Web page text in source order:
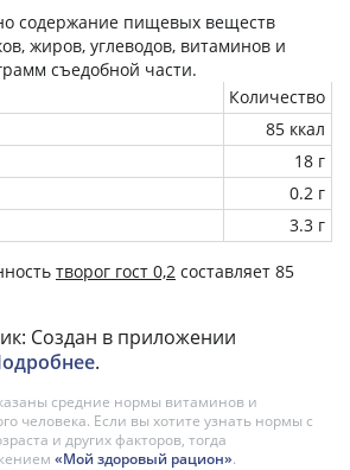
содержание пищевых веществ
жиров, углеводов, витаминов и
съедобной части.
Количество
85 ккал
18 г
0.2 г
3.3 г
творог гост 0,2 составляет 85
Создан в приложении
.
средние нормы витаминов и
человека. Если вы хотите узнать нормы с
и других факторов, тогда
«Мой здоровый рацион».